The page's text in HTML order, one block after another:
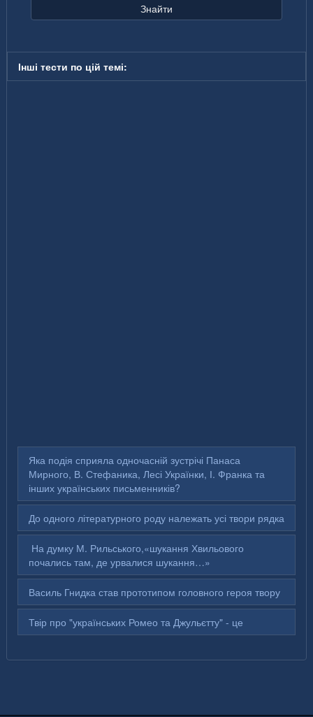
Знайти
Інші тести по цій темі:
Яка подія сприяла одночасній зустрічі Панаса
Мирного, В. Стефаника, Лесі Українки, І. Франка та
інших українських письменників?
До одного літературного роду належать усі твори рядка
На думку М. Рильського,«шукання Хвильового
почались там, де урвалися шукання…»
Василь Гнидка став прототипом головного героя твору
Твір про "українських Ромео та Джульєтту" - це